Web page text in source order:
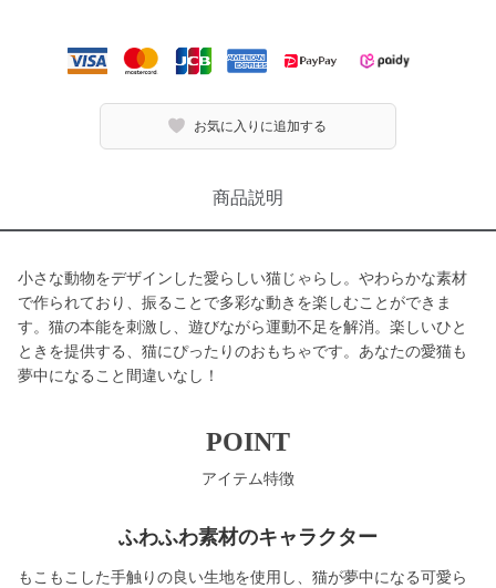
お気に入りに追加する
商品説明
小さな動物をデザインした愛らしい猫じゃらし。やわらかな素材
で作られており、振ることで多彩な動きを楽しむことができま
す。猫の本能を刺激し、遊びながら運動不足を解消。楽しいひと
ときを提供する、猫にぴったりのおもちゃです。あなたの愛猫も
夢中になること間違いなし！
POINT
アイテム特徴
ふわふわ素材のキャラクター
もこもこした手触りの良い生地を使用し、猫が夢中になる可愛ら